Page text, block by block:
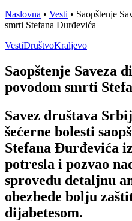
Naslovna • Vesti • Saopštenje
smrti Stefana Đurđevića
VestiDruštvoKraljevo
Saopštenje Saveza
povodom smrti
Savez društava
šećerne bolesti
Stefana Đurđevića
potresla i pozvao
sprovedu detaljnu
obezbede bolju
dijabetesom.